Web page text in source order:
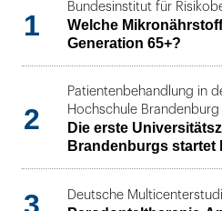
1
Bundesinstitut für
Welche
Generation 65+?
2
Patientenbehandlung in
Hochschule Brandenburg
Die erste
Brandenburgs startet
Deutsche